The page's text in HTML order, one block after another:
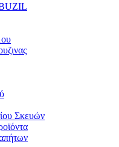
Σκευών